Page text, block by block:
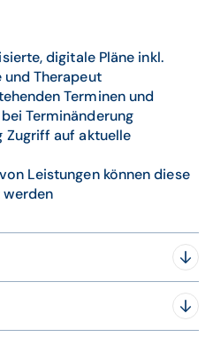
digitale Pläne inkl.
und Therapeut
Terminen und
Terminänderung
Zugriff auf aktuelle
Leistungen können diese
zu Erkrankungen,